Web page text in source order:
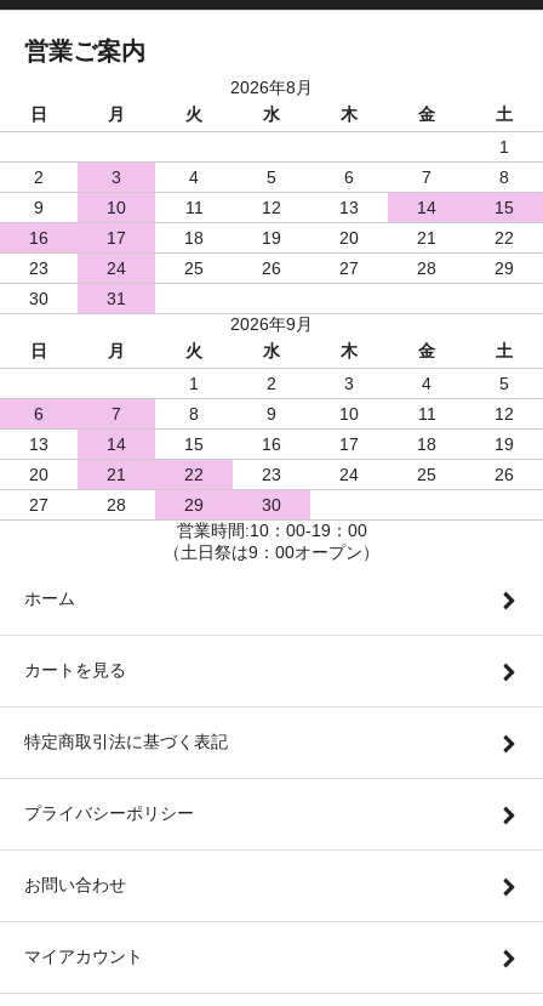
営業ご案内
2026年8月
日
月 火 水 木 金
土
1
2
3 4 5 6 7
8
9
10 11 12 13 14
15
16
17 18 19 20 21
22
23
24 25 26 27 28
29
30
31
2026年9月
日
月 火 水 木 金
土
1
2 3 4
5
6
7 8 9 10 11
12
13
14 15 16 17 18
19
20
21 22 23 24 25
26
27
28 29
30
営業時間:10：00-19：00
（土日祭は9：00オープン）
ホーム
カートを見る
特定商取引法に基づく表記
プライバシーポリシー
お問い合わせ
マイアカウント